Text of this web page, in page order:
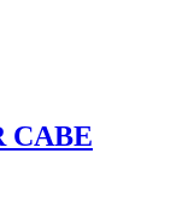
CABE